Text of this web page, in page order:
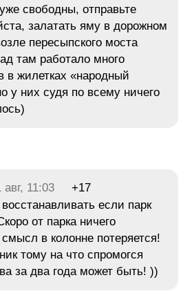
свободны, отправьте
залатать яму в дорожном
пересыпского моста
там работало много
в жилетках «народный
у них судя по всему ничего
авг, 11:03
+17
если парк
от парка ничего
в колонне потеряется!
тому на что спромогся
за два года может быть! ))